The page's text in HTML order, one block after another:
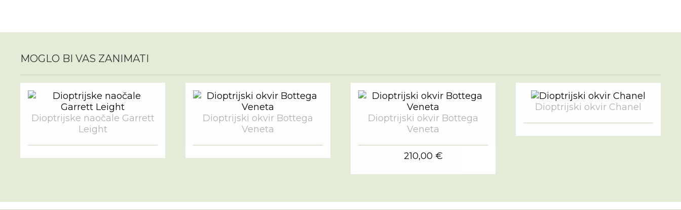
MOGLO BI VAS ZANIMATI
Dioptrijske naočale Garrett
Leight
Dioptrijski okvir Bottega
Veneta
Dioptrijski okvir Bottega
Veneta
210,00 €
Dioptrijski okvir Chanel